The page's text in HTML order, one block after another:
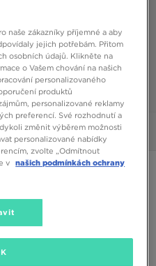
360°
naše zákazníky příjemné a aby
jejich potřebám. Přitom
osobních údajů. Klikněte na
o Vašem chování na našich
personalizovaného
produktů
personalizované reklamy
preferencí. Své rozhodnutí a
změnit výběrem možnosti
personalizované nabídky
zvolte „Odmítnout
v našich podmínkách ochrany